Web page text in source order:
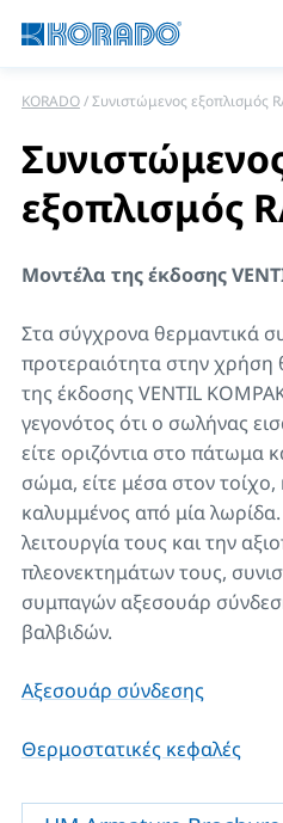
KORADO Συνιστώμενος εξοπλισμός
εξοπλισμός
Μοντέλα της έκδοσης
Στα σύγχρονα θερμαντικά
προτεραιότητα στην
της έκδοσης VENTIL
γεγονότος ότι ο σωλήνας
είτε οριζόντια στο πάτωμα
σώμα, είτε μέσα στον
καλυμμένος από μία λωρίδα.
λειτουργία τους και την
πλεονεκτημάτων τους,
συμπαγών αξεσουάρ
βαλβιδών.
Αξεσουάρ σύνδεσης
Θερμοστατικές κεφαλές